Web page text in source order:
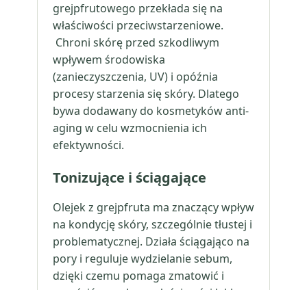
grejpfrutowego przekłada się na
właściwości przeciwstarzeniowe.
Chroni skórę przed szkodliwym
wpływem środowiska
(zanieczyszczenia, UV) i opóźnia
procesy starzenia się skóry. Dlatego
bywa dodawany do kosmetyków anti-
aging w celu wzmocnienia ich
efektywności.
Tonizujące i ściągające
Olejek z grejpfruta ma znaczący wpływ
na kondycję skóry, szczególnie tłustej i
problematycznej. Działa ściągająco na
pory i reguluje wydzielanie sebum,
dzięki czemu pomaga zmatowić i